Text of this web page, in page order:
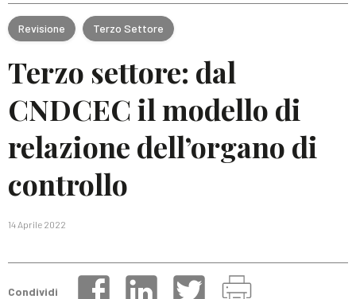
Revisione Terzo Settore
Terzo settore: dal
CNDCEC il modello di
relazione dell’organo di
controllo
14 Aprile 2022
Condividi